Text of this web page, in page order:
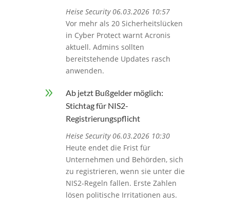
Heise Security 06.03.2026 10:57
Vor mehr als 20 Sicherheitslücken
in Cyber Protect warnt Acronis
aktuell. Admins sollten
bereitstehende Updates rasch
anwenden.
9
Ab jetzt Bußgelder möglich:
Stichtag für NIS2-
Registrierungspflicht
Heise Security 06.03.2026 10:30
Heute endet die Frist für
Unternehmen und Behörden, sich
zu registrieren, wenn sie unter die
NIS2-Regeln fallen. Erste Zahlen
lösen politische Irritationen aus.